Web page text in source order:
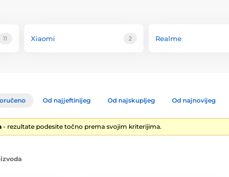
11 Xiaomi 2 Realme
Od najjeftinijeg Od najskupljeg Od najnovijeg
- rezultate podesite točno prema svojim kriterijima.